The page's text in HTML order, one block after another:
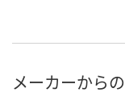
メーカーから